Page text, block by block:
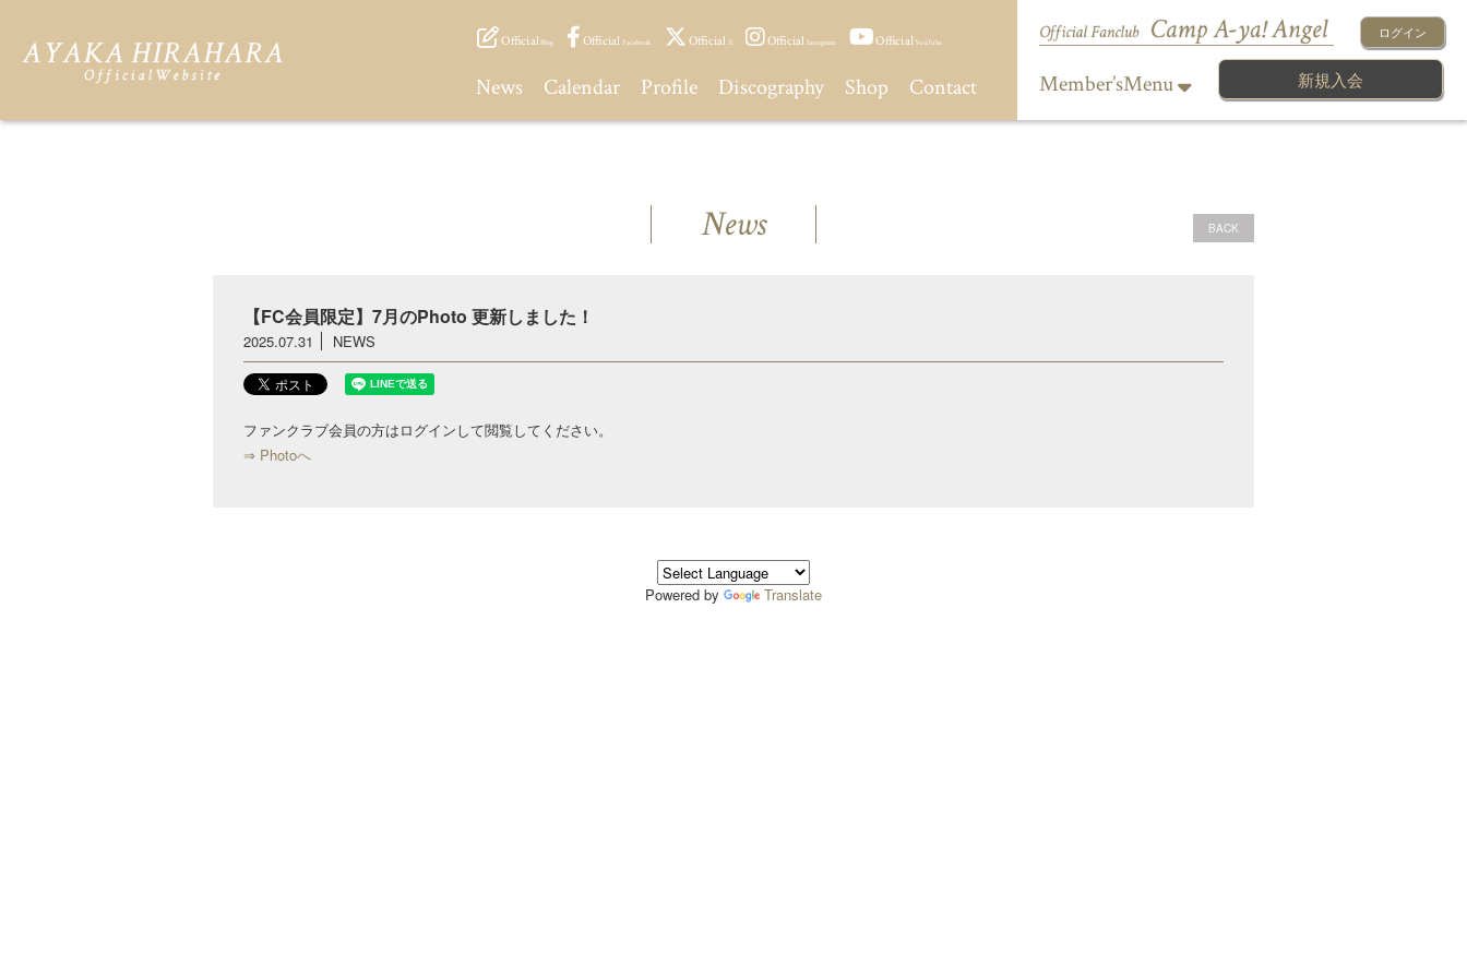
OfficialBlog Official Facebook Official X Official Instagram OfficialYouTube
News Calendar Profile Discography Shop Contact
ログイン
Member’sMenu 新規入会
News BACK
【FC会員限定】7月のPhoto 更新しました！
2025.07.31 NEWS
ファンクラブ会員の方はログインして閲覧してください。
⇒ Photoへ
Powered by Translate